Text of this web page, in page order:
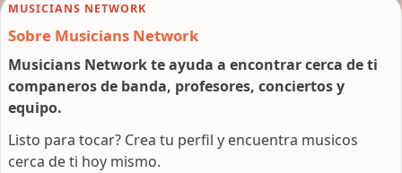
MUSICIANS NETWORK
Sobre Musicians Network
Musicians Network te ayuda a encontrar cerca de ti
companeros de banda, profesores, conciertos y
equipo.
Listo para tocar? Crea tu perfil y encuentra musicos
cerca de ti hoy mismo.